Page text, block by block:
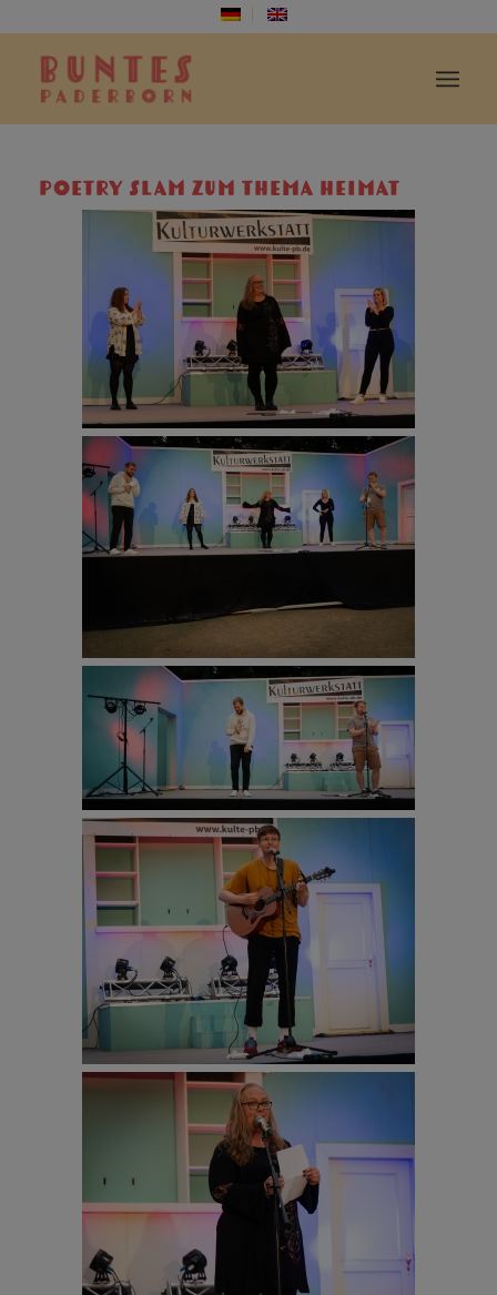
POETRY SLAM ZUM THEMA HEIMAT